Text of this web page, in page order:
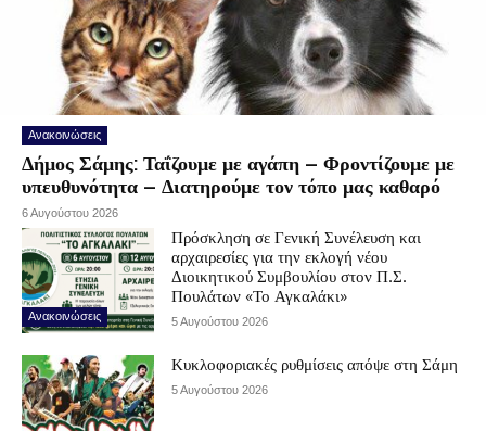
Ανακοινώσεις
Δήμος Σάμης: Ταΐζουμε με αγάπη – Φροντίζουμε με
υπευθυνότητα – Διατηρούμε τον τόπο μας καθαρό
6 Αυγούστου 2026
Ανακοινώσεις
Πρόσκληση σε Γενική Συνέλευση και
αρχαιρεσίες για την εκλογή νέου
Διοικητικού Συμβουλίου στον Π.Σ.
Πουλάτων «Το Αγκαλάκι»
5 Αυγούστου 2026
Κυκλοφοριακές ρυθμίσεις απόψε στη Σάμη
5 Αυγούστου 2026